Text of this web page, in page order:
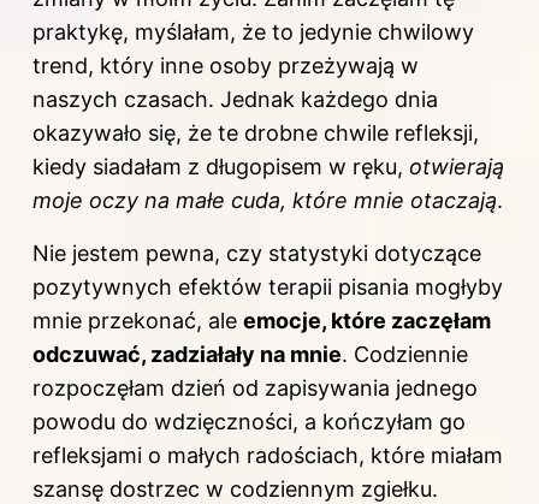
praktykę, myślałam, że to jedynie chwilowy
trend, który inne osoby przeżywają w
naszych czasach. Jednak każdego dnia
okazywało się, że te drobne chwile refleksji,
kiedy siadałam z długopisem w ręku, otwierają
moje oczy na małe cuda, które mnie otaczają.
Nie jestem pewna, czy statystyki dotyczące
pozytywnych efektów terapii pisania mogłyby
mnie przekonać, ale emocje, które zaczęłam
odczuwać, zadziałały na mnie. Codziennie
rozpoczęłam dzień od zapisywania jednego
powodu do wdzięczności, a kończyłam go
refleksjami o małych radościach, które miałam
szansę dostrzec w codziennym zgiełku.